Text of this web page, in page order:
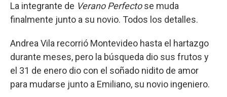
La integrante de Verano Perfectose muda
finalmente junto a su novio. Todos los detalles.
Andrea Vila recorrió Montevideo hasta el hartazgo
durante meses, pero la búsqueda dio sus frutos y
el 31 de enero dio con el soñado nidito de amor
para mudarse junto a Emiliano, su novio ingeniero.